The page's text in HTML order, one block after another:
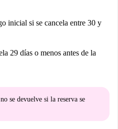
inicial si se cancela entre 30 y
29 días o menos antes de la
no se devuelve si la reserva se